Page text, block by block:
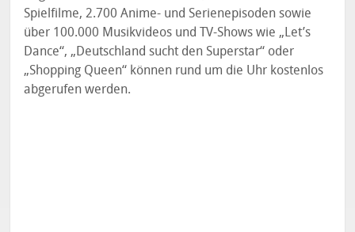
Spielfilme, 2.700 Anime- und Serienepisoden sowie
über 100.000 Musikvideos und TV-Shows wie „Let’s
Dance“, „Deutschland sucht den Superstar“ oder
„Shopping Queen“ können rund um die Uhr kostenlos
abgerufen werden.